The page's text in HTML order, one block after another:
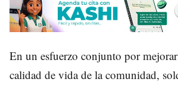
En un esfuerzo conjunto por
calidad de vida de la comunidad,